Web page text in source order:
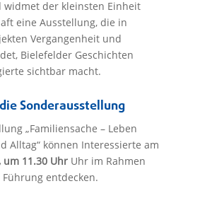
widmet der kleinsten Einheit
eine Ausstellung, die in
Vergangenheit und
Bielefelder Geschichten
sichtbar macht.
Sonderausstellung
„Familiensache – Leben
Alltag“ können Interessierte am
um 11.30 UhrUhr im Rahmen
entdecken.